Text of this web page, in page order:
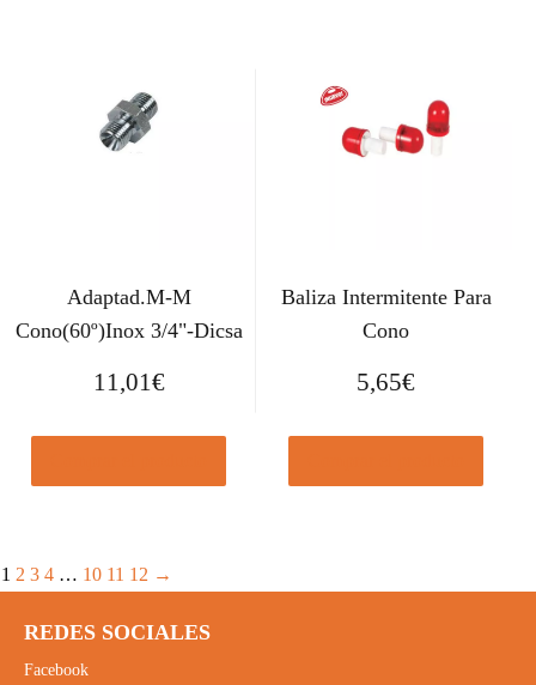
Adaptad.M-M
Cono(60º)Inox 3/4"-Dicsa
11,01€
Baliza Intermitente Para
Cono
5,65€
1 2 3 4 … 10 11 12 →
REDES SOCIALES
Facebook